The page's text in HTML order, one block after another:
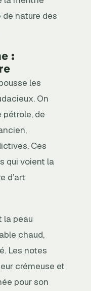
de nature des
:
les
On
de
Ces
qui voient la
d’art
la peau
chaud,
Les notes
crémeuse et
pour son